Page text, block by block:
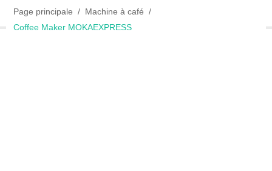
Page principale
Machine à café
Coffee Maker MOKAEXPRESS